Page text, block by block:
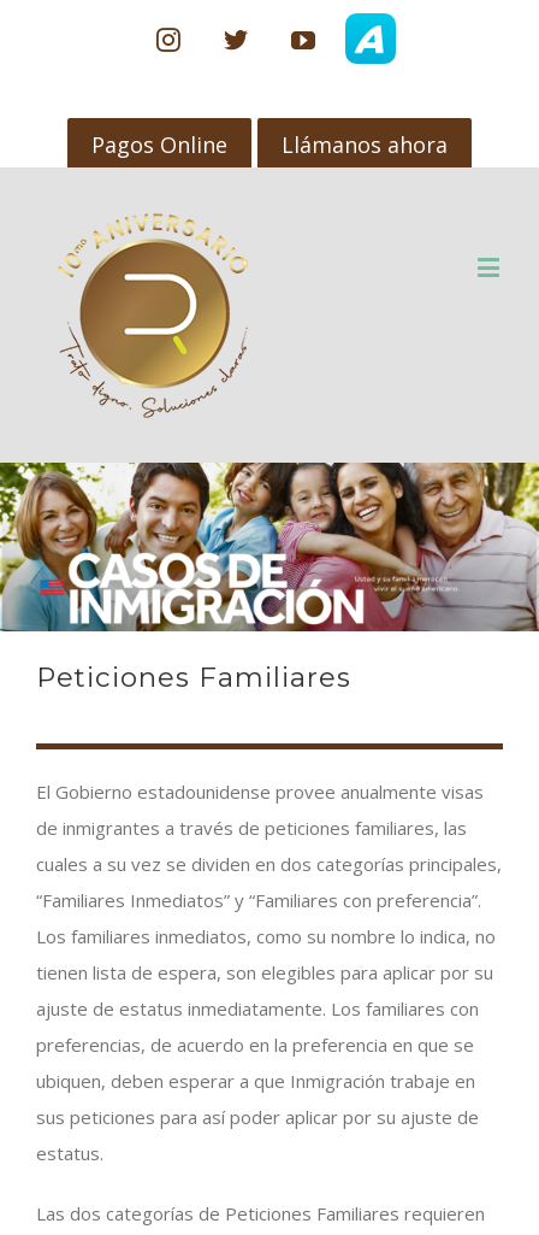
InstagramTwitterYoutube
Avvo
Pagos Online Llámanos ahora
Peticiones Familiares
El Gobierno estadounidense provee anualmente visas
de inmigrantes a través de peticiones familiares, las
cuales a su vez se dividen en dos categorías principales,
“Familiares Inmediatos” y “Familiares con preferencia”.
Los familiares inmediatos, como su nombre lo indica, no
tienen lista de espera, son elegibles para aplicar por su
ajuste de estatus inmediatamente. Los familiares con
preferencias, de acuerdo en la preferencia en que se
ubiquen, deben esperar a que Inmigración trabaje en
sus peticiones para así poder aplicar por su ajuste de
estatus.
Las dos categorías de Peticiones Familiares requieren